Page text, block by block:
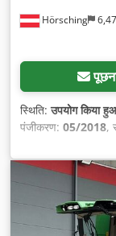
Hörsching
स्थिति:उपयोग किया
पंजीकरण: 05/2018,
की संख्या:1, उपकरण: